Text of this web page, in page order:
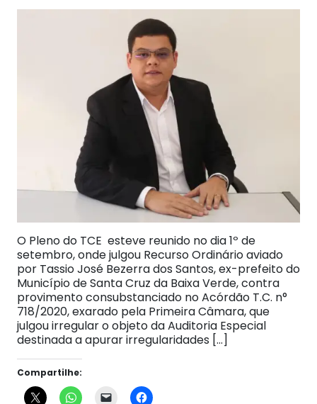
O Pleno do TCE esteve reunido no dia 1º de
setembro, onde julgou Recurso Ordinário aviado
por Tassio José Bezerra dos Santos, ex-prefeito do
Município de Santa Cruz da Baixa Verde, contra
provimento consubstanciado no Acórdão T.C. n°
718/2020, exarado pela Primeira Câmara, que
julgou irregular o objeto da Auditoria Especial
destinada a apurar irregularidades […]
Compartilhe: